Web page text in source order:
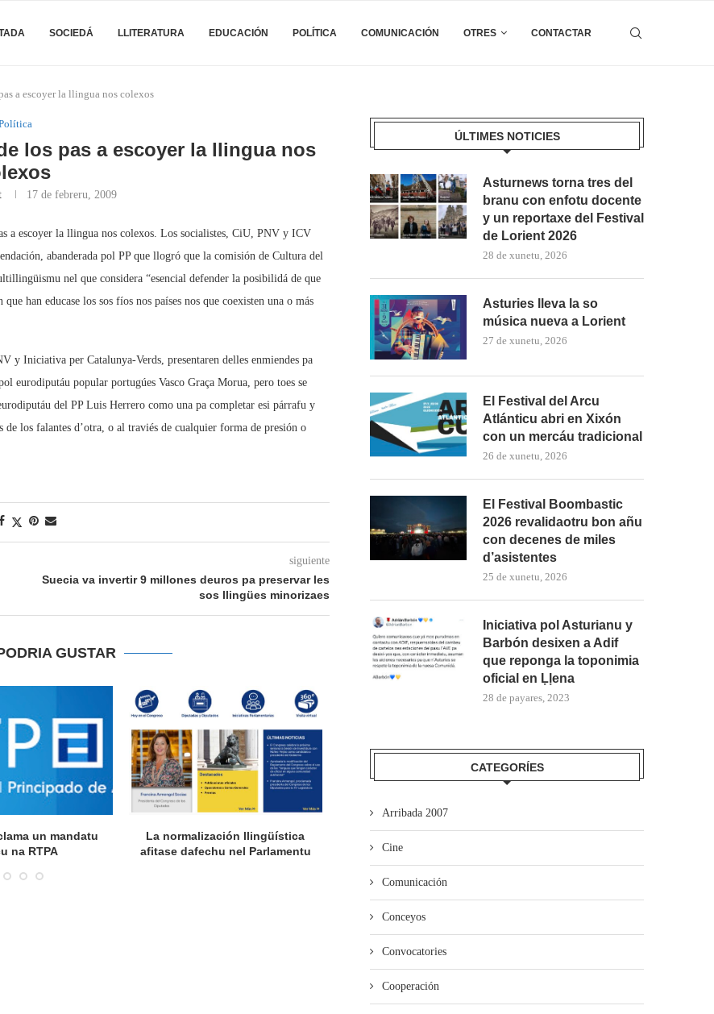
SOCIEDÁ LLITERATURA EDUCACIÓN POLÍTICA COMUNICACIÓN OTRES CONTACTAR
a escoyer la llingua nos colexos
los pas a escoyer la llingua nos
17 de febreru, 2009
a escoyer la llingua nos colexos. Los socialistes, CiU, PNV y ICV
abanderada pol PP que llogró que la comisión de Cultura del
nel que considera “esencial defender la posibilidá de que
han educase los sos fíos nos países nos que coexisten una o más
y Iniciativa per Catalunya-Verds, presentaren delles enmiendes pa
eurodiputáu popular portugúes Vasco Graça Morua, pero toes se
del PP Luis Herrero como una pa completar esi párrafu y
los falantes d’otra, o al traviés de cualquier forma de presión o
siguiente
Suecia va invertir 9 millones deuros pa preservar les
sos llingües minorizaes
GUSTAR
un mandatu
na RTPA
La normalización llingüística
afitase dafechu nel Parlamentu
un actu n’Uviéu
Muyeres y...
ÚLTIMES NOTICIES
Asturnews torna tres del
branu con enfotu docente
y un reportaxe del Festival
de Lorient 2026
28 de xunetu, 2026
Asturies lleva la so
música nueva a Lorient
27 de xunetu, 2026
El Festival del Arcu
Atlánticu abri en Xixón
con un mercáu tradicional
26 de xunetu, 2026
El Festival Boombastic
2026 revalidaotru bon añu
con decenes de miles
d’asistentes
25 de xunetu, 2026
Iniciativa pol Asturianu y
Barbón desixen a Adif
que reponga la toponimia
oficial en Ḷḷena
28 de payares, 2023
CATEGORÍES
Arribada 2007
Cine
Comunicación
Conceyos
Convocatories
Cooperación